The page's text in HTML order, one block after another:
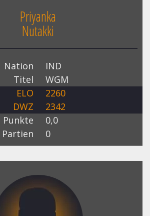
Priyanka
Nutakki
Nation
IND
Titel
WGM
ELO
2260
DWZ
2342
Punkte
0,0
Partien
0